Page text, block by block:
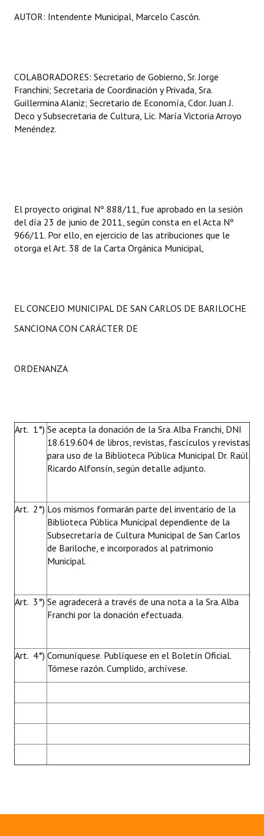
Declaraciones
Resoluciones
Resoluciones de Presidencia
Noticias Destacadas
Registros y Distinciones
Datos Históricos
Mujeres que Dejaron Huellas - Registro
Ciudadano Ilustre - Registro
Huéspedes de Honor - Registro
Antiguos Pobladores - Registro
Reconocimientos - Registro
Entrega de distinciones
REFORMA DE LA CARTA ORGÁNICA
AUTOR: Intendente Municipal, Marcelo Cascón.
COLABORADORES: Secretario de Gobierno, Sr. Jorge
Franchini; Secretaria de Coordinación y Privada, Sra.
Guillermina Alaniz; Secretario de Economía, Cdor. Juan J.
Deco y Subsecretaria de Cultura, Lic. María Victoria Arroyo
Menéndez.
El proyecto original Nº 888/11, fue aprobado en la sesión
del día 23 de junio de 2011, según consta en el Acta Nº
966/11. Por ello, en ejercicio de las atribuciones que le
otorga el Art. 38 de la Carta Orgánica Municipal,
EL CONCEJO MUNICIPAL DE SAN CARLOS DE BARILOCHE
SANCIONA CON CARÁCTER DE
ORDENANZA
Art. 1°) Se acepta la donación de la Sra. Alba Franchi, DNI
18.619.604 de libros, revistas, fascículos y revistas
para uso de la Biblioteca Pública Municipal Dr. Raúl
Ricardo Alfonsín, según detalle adjunto.
Art. 2°) Los mismos formarán parte del inventario de la
Biblioteca Pública Municipal dependiente de la
Subsecretaría de Cultura Municipal de San Carlos
de Bariloche, e incorporados al patrimonio
Municipal.
Art. 3°) Se agradecerá a través de una nota a la Sra. Alba
Franchi por la donación efectuada.
Art. 4°) Comuníquese. Publíquese en el Boletín Oficial.
Tómese razón. Cumplido, archívese.